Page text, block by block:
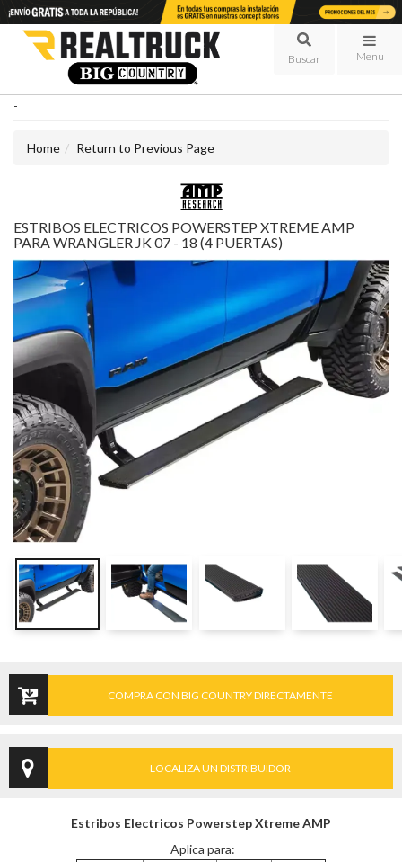
Menu
-
Home Return to Previous Page
ESTRIBOS ELECTRICOS POWERSTEP XTREME AMP
PARA WRANGLER JK 07 - 18 (4 PUERTAS)
COMPRA CON BIG COUNTRY DIRECTAMENTE
LOCALIZA UN DISTRIBUIDOR
Estribos Electricos Powerstep Xtreme AMP
Aplica para: